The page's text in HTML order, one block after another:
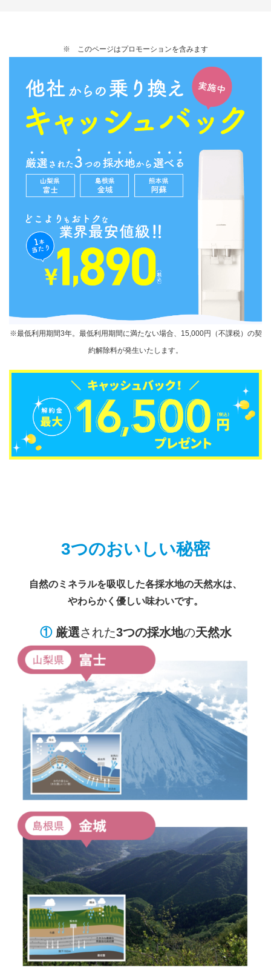
※ このページはプロモーションを含みます
※最低利用期間3年。最低利用期間に満たない場合、15,000円（不課税）の契
約解除料が発生いたします。
3つのおいしい秘密
自然のミネラルを吸収した各採水地の天然水は、
やわらかく優しい味わいです。
①厳選された3つの採水地の天然水